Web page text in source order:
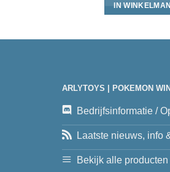
IN
ARLYTOYS | POKEMON
Bedrijfsinformatie /
Laatste nieuws, info
Bekijk alle producten